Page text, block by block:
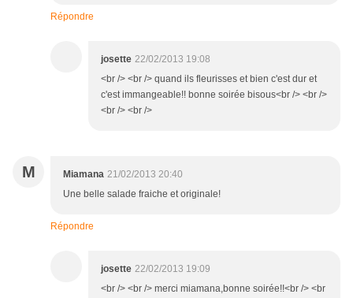
Répondre
josette 22/02/2013 19:08
<br /> <br /> quand ils fleurisses et bien c'est dur et
c'est immangeable!! bonne soirée bisous<br /> <br />
<br /> <br />
M Miamana 21/02/2013 20:40
Une belle salade fraiche et originale!
Répondre
josette 22/02/2013 19:09
<br /> <br /> merci miamana,bonne soirée!!<br /> <br